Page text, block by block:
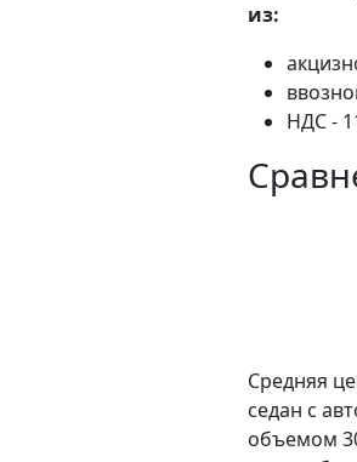
из:
НДС -
Средняя
седан c
объемом